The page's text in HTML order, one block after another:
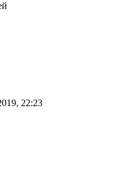
22:23